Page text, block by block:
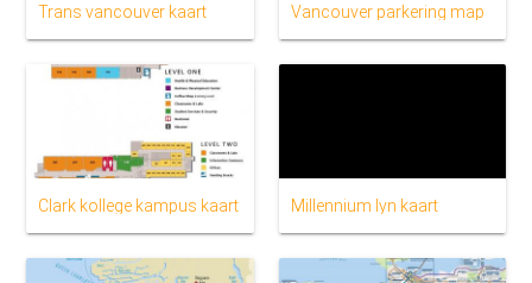
Trans vancouver kaart Vancouver parkering map
Clark kollege kampus kaart Millennium lyn kaart